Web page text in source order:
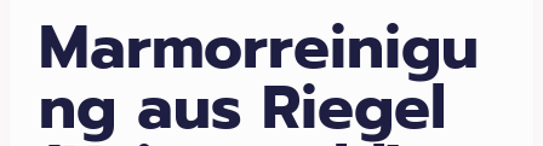
Marmorreinigu
ng aus Riegel